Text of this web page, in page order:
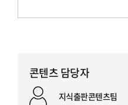
콘텐츠 담당자
지식출판콘텐츠팀